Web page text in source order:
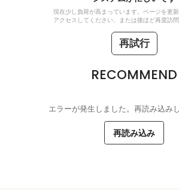
現在少し負荷が高まっています。ページを更
アクセスしてください、または後ほど再度訪
再試行
RECOMMEND
エラーが発生しました。再読み込み
再読み込み